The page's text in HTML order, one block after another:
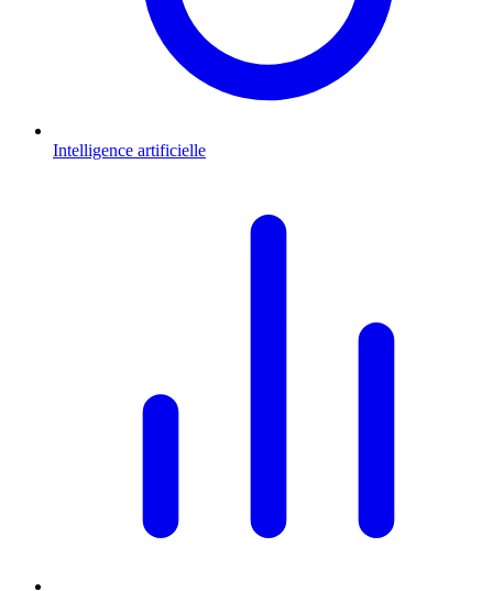
Intelligence artificielle